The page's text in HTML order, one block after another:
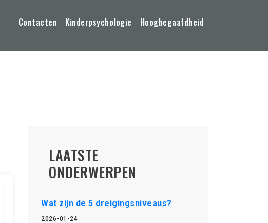
Contacten Kinderpsychologie Hoogbegaafdheid
LAATSTE
ONDERWERPEN
Wat zijn de 5 dreigingsniveaus?
2026-01-24